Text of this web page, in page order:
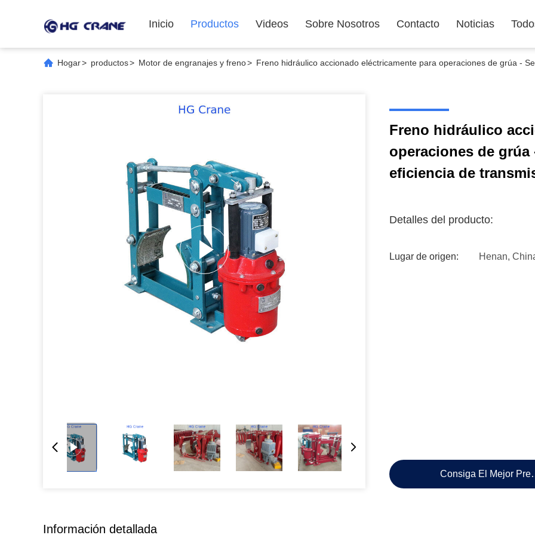
Inicio Productos Videos Sobre Nosotros Contacto Noticias
Hogar> productos> Motor de engranajes y freno> Freno hidráulico accionado eléctricamente para operaciones de grúa -
Freno hidráulico
operaciones de
eficiencia de
Detalles del producto:
Lugar de origen: Henan,
Consiga El Mejor
Información detallada